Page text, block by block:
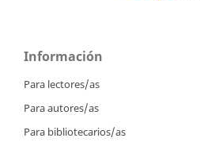
Información
Para lectores/as
Para autores/as
Para bibliotecarios/as